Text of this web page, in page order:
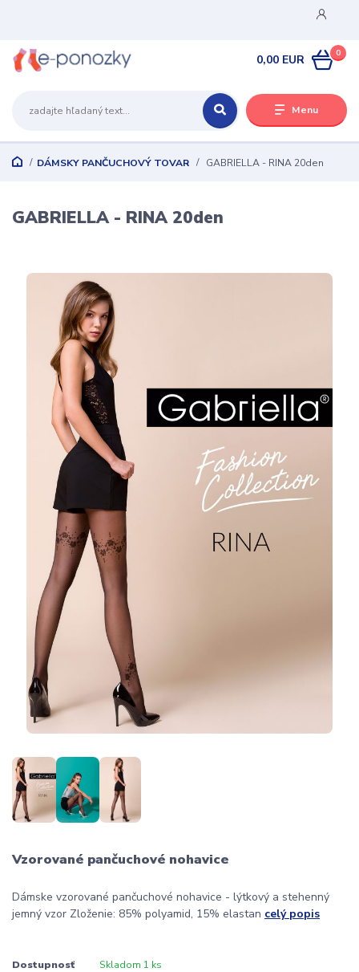
Menu
0
0,00 EUR
DÁMSKY PANČUCHOVÝ TOVAR GABRIELLA - RINA 20den
GABRIELLA - RINA 20den
Vzorované pančuchové nohavice
Dámske vzorované pančuchové nohavice - lýtkový a stehenný
jemný vzor Zloženie: 85% polyamid, 15% elastan celý popis
Dostupnosť Skladom 1 ks